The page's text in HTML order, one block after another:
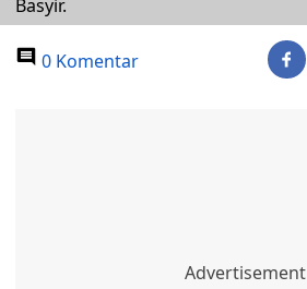
Basyir.
0 Komentar